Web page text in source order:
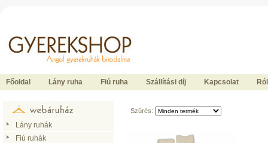
Főoldal Lány ruha Fiú ruha Szállítási díj Kapcsolat
Lány ruhák
Fiú ruhák
Szûrés: